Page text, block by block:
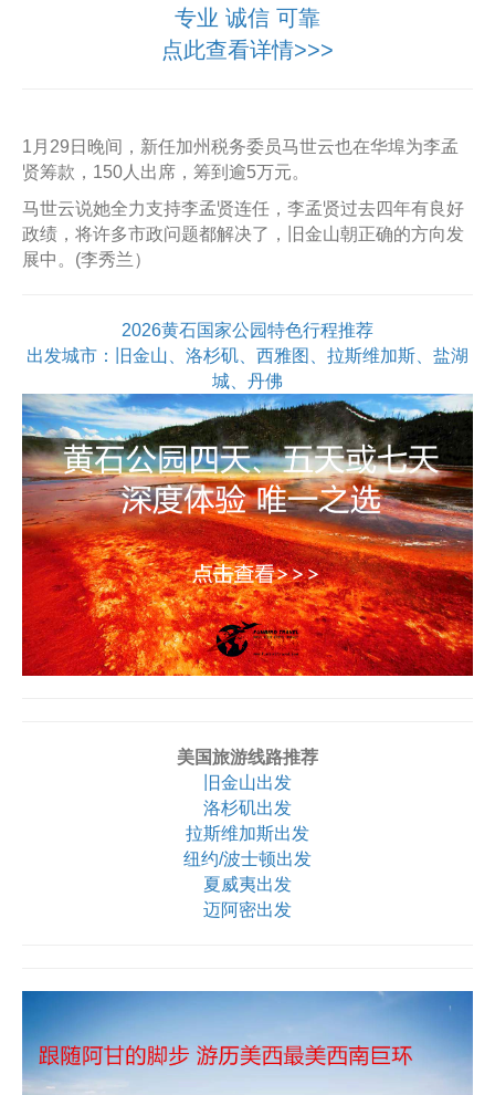
专业 诚信 可靠
点此查看详情>>>
1月29日晚间，新任加州税务委员马世云也在华埠为李孟
贤筹款，150人出席，筹到逾5万元。
马世云说她全力支持李孟贤连任，李孟贤过去四年有良好
政绩，将许多市政问题都解决了，旧金山朝正确的方向发
展中。(李秀兰）
2026黄石国家公园特色行程推荐
出发城市：旧金山、洛杉矶、西雅图、拉斯维加斯、盐湖
城、丹佛
美国旅游线路推荐
旧金山出发
洛杉矶出发
拉斯维加斯出发
纽约/波士顿出发
夏威夷出发
迈阿密出发